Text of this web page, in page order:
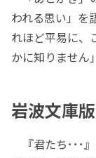
われる思い」を
れほど平易に、
かに知りません
岩波文庫
『君たち･･･